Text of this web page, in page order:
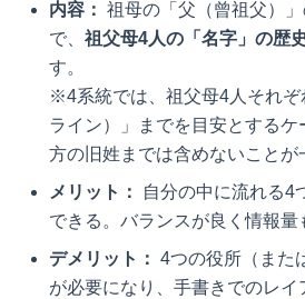
内容： 祖母の「父（曾祖父）
で、 祖父母4人の「名字」の歴史
す。
※4系統では、祖父母4人それぞ
ライン）」までを目安とする
方の旧姓までは含めないことが
メリット：
自分の中に流れる4
できる。バランスが良く情報量
デメリット： 4つの役所（また
が必要になり、手書きでのレイ